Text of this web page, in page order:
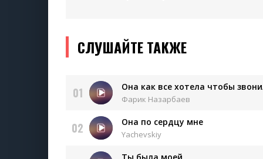
СЛУШАЙТЕ ТАКЖЕ
01 Она как все хотела чтобы
Фарик Назарбаев
02 Она по сердцу мне
Yachevskiy